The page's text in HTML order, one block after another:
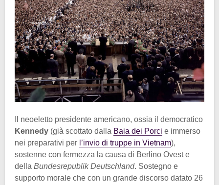
Il neoeletto presidente americano, ossia il democratico
Kennedy (già scottato dalla Baia dei Porci e immerso
nei preparativi per l’invio di truppe in Vietnam),
sostenne con fermezza la causa di Berlino Ovest e
della Bundesrepublik Deutschland. Sostegno e
supporto morale che con un grande discorso datato 26